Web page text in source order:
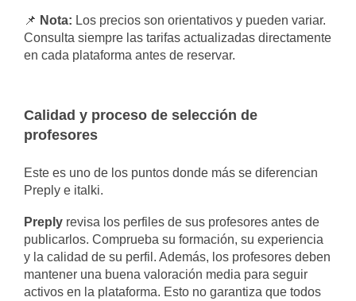
📌 Nota: Los precios son orientativos y pueden variar.
Consulta siempre las tarifas actualizadas directamente
en cada plataforma antes de reservar.
Calidad y proceso de selección de
profesores
Este es uno de los puntos donde más se diferencian
Preply e italki.
Preply revisa los perfiles de sus profesores antes de
publicarlos. Comprueba su formación, su experiencia
y la calidad de su perfil. Además, los profesores deben
mantener una buena valoración media para seguir
activos en la plataforma. Esto no garantiza que todos